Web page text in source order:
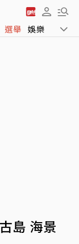
選舉 娛樂 運動
島 海景